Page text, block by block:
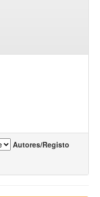
Autores/Registo